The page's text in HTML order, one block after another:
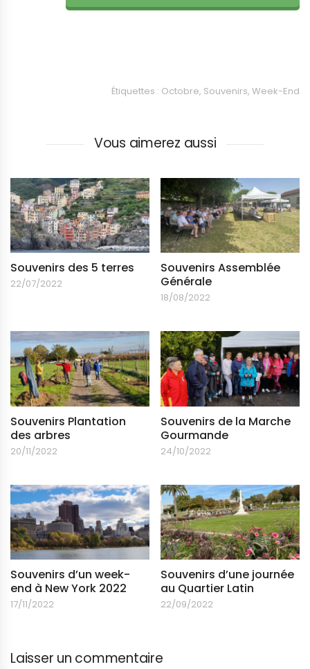
Étiquettes : Octobre, Souvenirs, Week-End
Vous aimerez aussi
Souvenirs des 5 terres
22/07/2022
Souvenirs Assemblée
Générale
18/08/2022
Souvenirs Plantation
des arbres
20/11/2022
Souvenirs de la Marche
Gourmande
24/10/2022
Souvenirs d’un week-
end à New York 2022
17/11/2022
Souvenirs d’une journée
au Quartier Latin
22/09/2022
Laisser un commentaire